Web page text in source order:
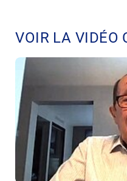
VOIR LA VIDÉO